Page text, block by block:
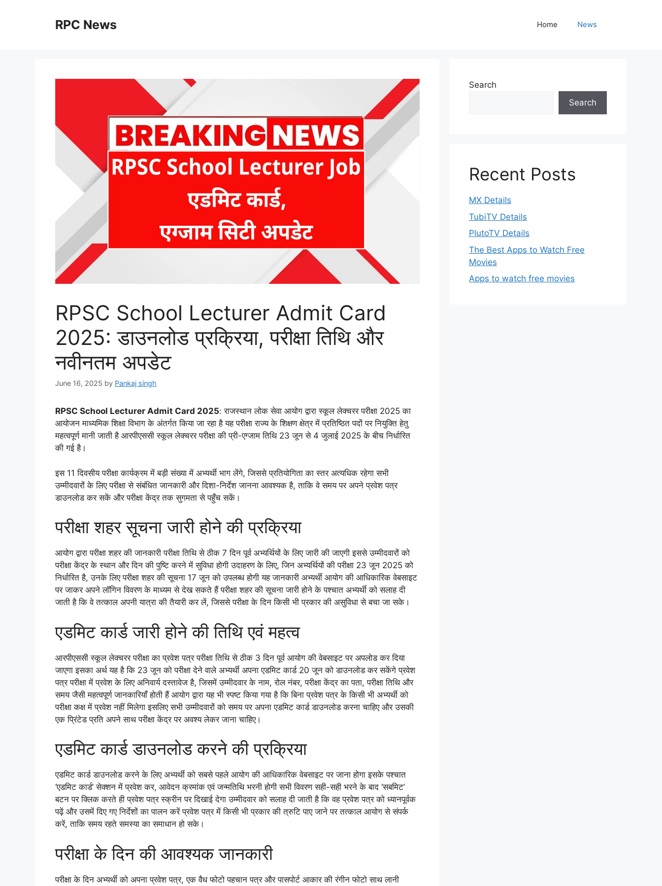
RPC News Home News
RPSC School Lecturer Admit Card
2025: डाउनलोड प्रक्रिया, परीक्षा तिथि और
नवीनतम अपडेट
June 16, 2025 by Pankaj singh
RPSC School Lecturer Admit Card 2025: राजस्थान लोक सेवा आयोग द्वारा स्कूल लेक्चरर परीक्षा 2025 का
आयोजन माध्यमिक शिक्षा विभाग के अंतर्गत किया जा रहा है यह परीक्षा राज्य के शिक्षण क्षेत्र में प्रतिष्ठित पदों पर नियुक्ति हेतु
महत्वपूर्ण मानी जाती है आरपीएससी स्कूल लेक्चरर परीक्षा की प्री-एग्जाम तिथि 23 जून से 4 जुलाई 2025 के बीच निर्धारित
की गई है।
इस 11 दिवसीय परीक्षा कार्यक्रम में बड़ी संख्या में अभ्यर्थी भाग लेंगे, जिससे प्रतियोगिता का स्तर अत्यधिक रहेगा सभी
उम्मीदवारों के लिए परीक्षा से संबंधित जानकारी और दिशा-निर्देश जानना आवश्यक है, ताकि वे समय पर अपने प्रवेश पत्र
डाउनलोड कर सकें और परीक्षा केंद्र तक सुगमता से पहुँच सकें।
परीक्षा शहर सूचना जारी होने की प्रक्रिया
आयोग द्वारा परीक्षा शहर की जानकारी परीक्षा तिथि से ठीक 7 दिन पूर्व अभ्यर्थियों के लिए जारी की जाएगी इससे उम्मीदवारों को
परीक्षा केंद्र के स्थान और दिन की पुष्टि करने में सुविधा होगी उदाहरण के लिए, जिन अभ्यर्थियों की परीक्षा 23 जून 2025 को
निर्धारित है, उनके लिए परीक्षा शहर की सूचना 17 जून को उपलब्ध होगी यह जानकारी अभ्यर्थी आयोग की आधिकारिक वेबसाइट
पर जाकर अपने लॉगिन विवरण के माध्यम से देख सकते हैं परीक्षा शहर की सूचना जारी होने के पश्चात अभ्यर्थी को सलाह दी
जाती है कि वे तत्काल अपनी यात्रा की तैयारी कर लें, जिससे परीक्षा के दिन किसी भी प्रकार की असुविधा से बचा जा सके।
एडमिट कार्ड जारी होने की तिथि एवं महत्व
आरपीएससी स्कूल लेक्चरर परीक्षा का प्रवेश पत्र परीक्षा तिथि से ठीक 3 दिन पूर्व आयोग की वेबसाइट पर अपलोड कर दिया
जाएगा इसका अर्थ यह है कि 23 जून को परीक्षा देने वाले अभ्यर्थी अपना एडमिट कार्ड 20 जून को डाउनलोड कर सकेंगे प्रवेश
पत्र परीक्षा में प्रवेश के लिए अनिवार्य दस्तावेज है, जिसमें उम्मीदवार के नाम, रोल नंबर, परीक्षा केंद्र का पता, परीक्षा तिथि और
समय जैसी महत्वपूर्ण जानकारियाँ होती हैं आयोग द्वारा यह भी स्पष्ट किया गया है कि बिना प्रवेश पत्र के किसी भी अभ्यर्थी को
परीक्षा कक्ष में प्रवेश नहीं मिलेगा इसलिए सभी उम्मीदवारों को समय पर अपना एडमिट कार्ड डाउनलोड करना चाहिए और उसकी
एक प्रिंटेड प्रति अपने साथ परीक्षा केंद्र पर अवश्य लेकर जाना चाहिए।
एडमिट कार्ड डाउनलोड करने की प्रक्रिया
एडमिट कार्ड डाउनलोड करने के लिए अभ्यर्थी को सबसे पहले आयोग की आधिकारिक वेबसाइट पर जाना होगा इसके पश्चात
‘एडमिट कार्ड’ सेक्शन में प्रवेश कर, आवेदन क्रमांक एवं जन्मतिथि भरनी होगी सभी विवरण सही-सही भरने के बाद ‘सबमिट’
बटन पर क्लिक करते ही प्रवेश पत्र स्क्रीन पर दिखाई देगा उम्मीदवार को सलाह दी जाती है कि वह प्रवेश पत्र को ध्यानपूर्वक
पढ़ें और उसमें दिए गए निर्देशों का पालन करें प्रवेश पत्र में किसी भी प्रकार की त्रुटि पाए जाने पर तत्काल आयोग से संपर्क
करें, ताकि समय रहते समस्या का समाधान हो सके।
परीक्षा के दिन की आवश्यक जानकारी
परीक्षा के दिन अभ्यर्थी को अपना प्रवेश पत्र, एक वैध फोटो पहचान पत्र और पासपोर्ट आकार की रंगीन फोटो साथ लानी
Search
Search
Recent Posts
MX Details
TubiTV Details
PlutoTV Details
The Best Apps to Watch Free
Movies
Apps to watch free movies